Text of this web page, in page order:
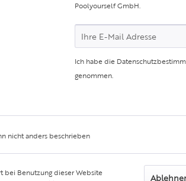
Poolyourself GmbH.
Ich habe die
genommen.
nicht anders beschrieben
bei Benutzung dieser Website